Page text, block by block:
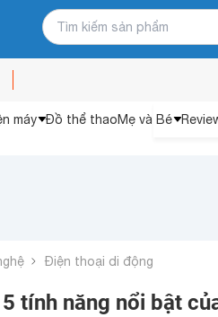
máy Đồ thể thaoMẹ và Bé
Điện thoại di động
5 tính năng nổi bật